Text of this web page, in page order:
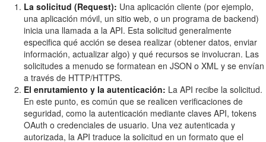
La solicitud (Request): Una aplicación cliente (por ejemplo,
una aplicación móvil, un sitio web, o un programa de backend)
inicia una llamada a la API. Esta solicitud generalmente
especifica qué acción se desea realizar (obtener datos, enviar
información, actualizar algo) y qué recursos se involucran. Las
solicitudes a menudo se formatean en JSON o XML y se envían
a través de HTTP/HTTPS.
El enrutamiento y la autenticación: La API recibe la solicitud.
En este punto, es común que se realicen verificaciones de
seguridad, como la autenticación mediante claves API, tokens
OAuth o credenciales de usuario. Una vez autenticada y
autorizada, la API traduce la solicitud en un formato que el